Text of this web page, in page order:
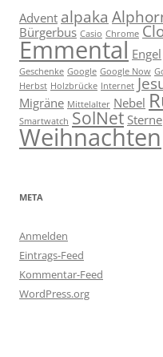
Advent alpaka
Bürgerbus Casio Chrome
Emmental Engel
Geschenke Google Google Now
Herbst Holzbrücke Internet
Migräne Mittelalter Nebel
Smartwatch SolNet Sterne
Weihnachten
META
Anmelden
Eintrags-Feed
Kommentar-Feed
WordPress.org